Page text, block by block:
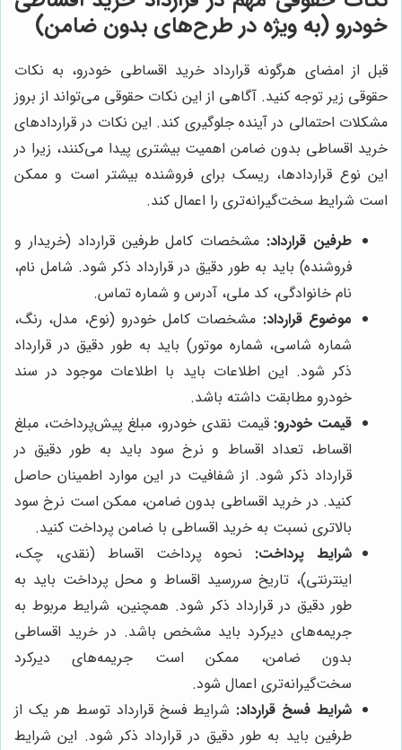
خودرو (به ویژه در طرح‌های بدون ضامن)
قبل از امضای هرگونه قرارداد خرید اقساطی خودرو، به نکات
حقوقی زیر توجه کنید. آگاهی از این نکات حقوقی می‌تواند از بروز
مشکلات احتمالی در آینده جلوگیری کند. این نکات در قراردادهای
خرید اقساطی بدون ضامن اهمیت بیشتری پیدا می‌کنند، زیرا در
این نوع قراردادها، ریسک برای فروشنده بیشتر است و ممکن
است شرایط سخت‌گیرانه‌تری را اعمال کند.
طرفین قرارداد: مشخصات کامل طرفین قرارداد (خریدار و
فروشنده) باید به طور دقیق در قرارداد ذکر شود. شامل نام،
نام خانوادگی، کد ملی، آدرس و شماره تماس.
موضوع قرارداد: مشخصات کامل خودرو (نوع، مدل، رنگ،
شماره شاسی، شماره موتور) باید به طور دقیق در قرارداد
ذکر شود. این اطلاعات باید با اطلاعات موجود در سند
خودرو مطابقت داشته باشد.
قیمت خودرو: قیمت نقدی خودرو، مبلغ پیش‌پرداخت، مبلغ
اقساط، تعداد اقساط و نرخ سود باید به طور دقیق در
قرارداد ذکر شود. از شفافیت در این موارد اطمینان حاصل
کنید. در خرید اقساطی بدون ضامن، ممکن است نرخ سود
بالاتری نسبت به خرید اقساطی با ضامن پرداخت کنید.
شرایط پرداخت: نحوه پرداخت اقساط (نقدی، چک،
اینترنتی)، تاریخ سررسید اقساط و محل پرداخت باید به
طور دقیق در قرارداد ذکر شود. همچنین، شرایط مربوط به
جریمه‌های دیرکرد باید مشخص باشد. در خرید اقساطی
بدون ضامن، ممکن است جریمه‌های دیرکرد
سخت‌گیرانه‌تری اعمال شود.
شرایط فسخ قرارداد: شرایط فسخ قرارداد توسط هر یک از
طرفین باید به طور دقیق در قرارداد ذکر شود. این شرایط